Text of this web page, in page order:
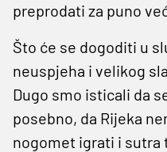
preprodati za puno
Što će se dogoditi u
neuspjeha i velikog
Dugo smo isticali da
posebno, da Rijeka
nogomet igrati i sutra